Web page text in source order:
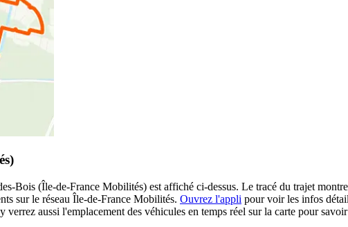
Bois (Île-de-France Mobilités) est affiché ci-dessus. Le tracé du trajet
sur le réseau Île-de-France Mobilités. Ouvrez l'appli pour voir les infos
verrez aussi l'emplacement des véhicules en temps réel sur la carte pour